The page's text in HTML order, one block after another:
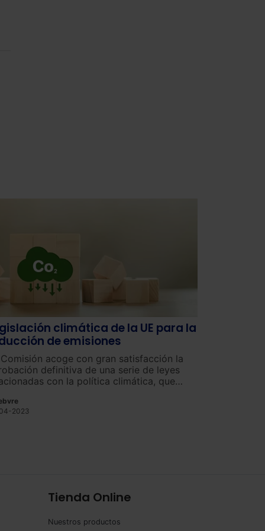
climática de la UE para la
de emisiones
acoge con gran satisfacción la
definitiva de una serie de leyes
con la política climática, que
climática para el año 2050.
2023
Tienda Online
Nuestros productos